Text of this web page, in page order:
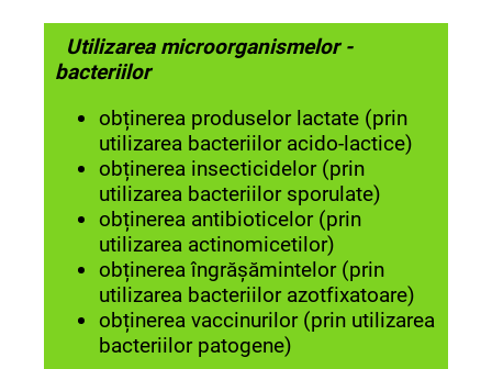
Utilizarea microorganismelor -
bacteriilor
obținerea produselor lactate (prin
utilizarea bacteriilor acido-lactice)
obținerea insecticidelor (prin
utilizarea bacteriilor sporulate)
obținerea antibioticelor (prin
utilizarea actinomicetilor)
obținerea îngrășămintelor (prin
utilizarea bacteriilor azotfixatoare)
obținerea vaccinurilor (prin utilizarea
bacteriilor patogene)